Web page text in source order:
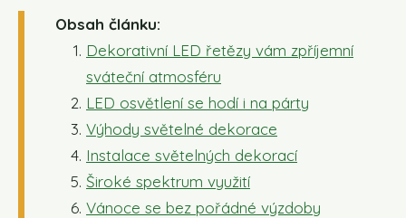
Obsah článku:
Dekorativní LED řetězy vám zpříjemní
sváteční atmosféru
LED osvětlení se hodí i na párty
Výhody světelné dekorace
Instalace světelných dekorací
Široké spektrum využití
Vánoce se bez pořádné výzdoby